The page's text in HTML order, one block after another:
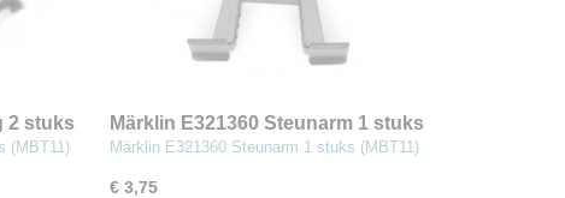
2 stuks
(MBT11)
Märklin E321360 Steunarm 1 stuks
(MBT11)
Märklin E321360 Steunarm 1 stuks (MBT11)
€ 3,75